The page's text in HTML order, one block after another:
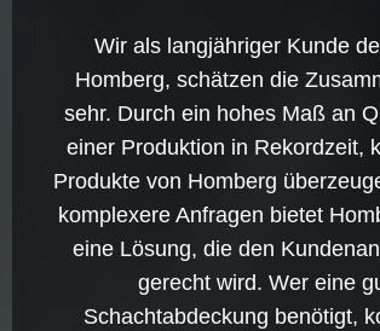
Wir als langjähriger Kunde
Homberg, schätzen die
sehr. Durch ein hohes Maß an
einer Produktion in Rekordzeit,
Produkte von Homberg
komplexere Anfragen bietet
eine Lösung, die den
gerecht wird. Wer eine
Schachtabdeckung benötigt,